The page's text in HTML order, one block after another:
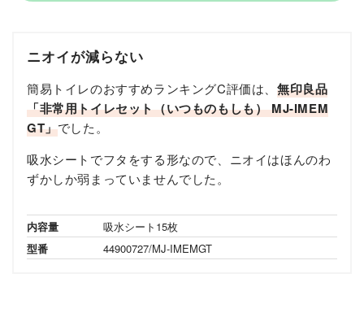
ニオイが減らない
簡易トイレのおすすめランキングC評価は、無印良品
「非常用トイレセット（いつものもしも） MJ-IMEM
GT」でした。
吸水シートでフタをする形なので、ニオイはほんのわ
ずかしか弱まっていませんでした。
内容量
吸水シート15枚
型番
44900727/MJ-IMEMGT